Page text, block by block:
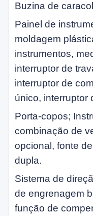
Buzina de
Painel de
moldagem
instrumentos,
interruptor de
interruptor de
único, interruptor
Porta-copos;
combinação de
opcional, fonte
dupla.
Sistema de
de engrenagem
função de